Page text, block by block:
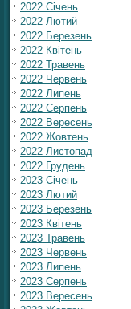
2022 Січень
2022 Лютий
2022 Березень
2022 Квітень
2022 Травень
2022 Червень
2022 Липень
2022 Серпень
2022 Вересень
2022 Жовтень
2022 Листопад
2022 Грудень
2023 Січень
2023 Лютий
2023 Березень
2023 Квітень
2023 Травень
2023 Червень
2023 Липень
2023 Серпень
2023 Вересень